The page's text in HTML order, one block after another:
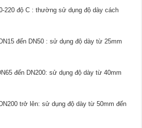
220 độ C : thường sử dụng độ dày cách
đến DN50 : sử dụng độ dày từ 25mm
đến DN200: sử dụng độ dày từ 40mm
trở lên: sử dụng độ dày từ 50mm đến